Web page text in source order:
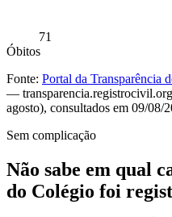
71
Óbitos
Fonte: Portal da
—
agosto), consultados em 09/08/
Sem complicação
Não sabe em qual
do Colégio foi